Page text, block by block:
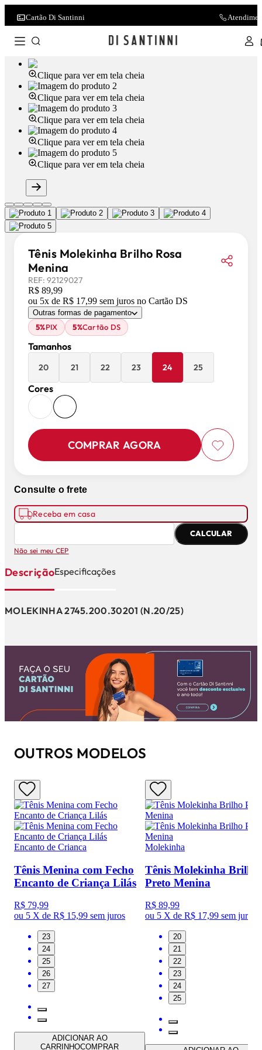
Cartão Di Santinni
Clique para ver em tela cheia
Clique para ver em tela cheia
Clique para ver em tela cheia
Clique para ver em tela cheia
Clique para ver em tela cheia
Tênis Molekinha Brilho Rosa
Menina
REF: 92129027
R$ 89,99
ou 5x de R$ 17,99 sem juros no Cartão DS
Outras formas de pagamento
5%PIX 5%Cartão DS
Tamanhos
20 21 22 23 24 25
Cores
COMPRAR AGORA
Consulte o frete
Receba em casa
CALCULAR
Não sei meu CEP
DescriçãoEspecificações
MOLEKINHA 2745.200.30201 (N.20/25)
OUTROS MODELOS
Encanto de Crianca
Tênis Menina com Fecho
Encanto de Criança Lilás
R$ 79,99
ou 5 X de R$ 15,99 sem juros
23
24
25
26
27
ADICIONAR AO
CARRINHOCOMPRAR
Molekinha
Tênis Molekinha Brilho
Preto Menina
R$ 89,99
ou 5 X de R$ 17,99 sem juros
20
21
22
23
24
25